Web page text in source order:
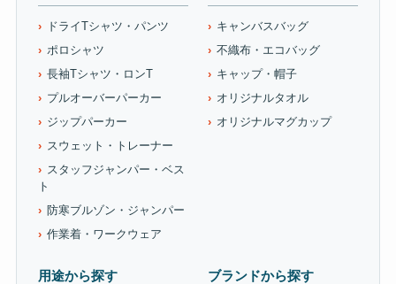
ドライTシャツ・パンツ
ポロシャツ
長袖Tシャツ・ロンT
プルオーバーパーカー
ジップパーカー
スウェット・トレーナー
スタッフジャンパー・ベス
ト
防寒ブルゾン・ジャンパー
作業着・ワークウェア
キャンバスバッグ
不織布・エコバッグ
キャップ・帽子
オリジナルタオル
オリジナルマグカップ
用途から探す ブランドから探す